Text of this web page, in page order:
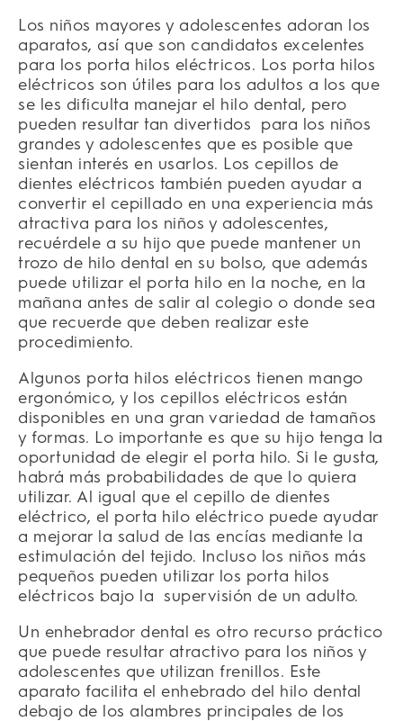
Los niños mayores y adolescentes adoran los
aparatos, así que son candidatos excelentes
para los porta hilos eléctricos. Los porta hilos
eléctricos son útiles para los adultos a los que
se les dificulta manejar el hilo dental, pero
pueden resultar tan divertidos para los niños
grandes y adolescentes que es posible que
sientan interés en usarlos. Los cepillos de
dientes eléctricos también pueden ayudar a
convertir el cepillado en una experiencia más
atractiva para los niños y adolescentes,
recuérdele a su hijo que puede mantener un
trozo de hilo dental en su bolso, que además
puede utilizar el porta hilo en la noche, en la
mañana antes de salir al colegio o donde sea
que recuerde que deben realizar este
procedimiento.
Algunos porta hilos eléctricos tienen mango
ergonómico, y los cepillos eléctricos están
disponibles en una gran variedad de tamaños
y formas. Lo importante es que su hijo tenga la
oportunidad de elegir el porta hilo. Si le gusta,
habrá más probabilidades de que lo quiera
utilizar. Al igual que el cepillo de dientes
eléctrico, el porta hilo eléctrico puede ayudar
a mejorar la salud de las encías mediante la
estimulación del tejido. Incluso los niños más
pequeños pueden utilizar los porta hilos
eléctricos bajo la supervisión de un adulto.
Un enhebrador dental es otro recurso práctico
que puede resultar atractivo para los niños y
adolescentes que utilizan frenillos. Este
aparato facilita el enhebrado del hilo dental
debajo de los alambres principales de los